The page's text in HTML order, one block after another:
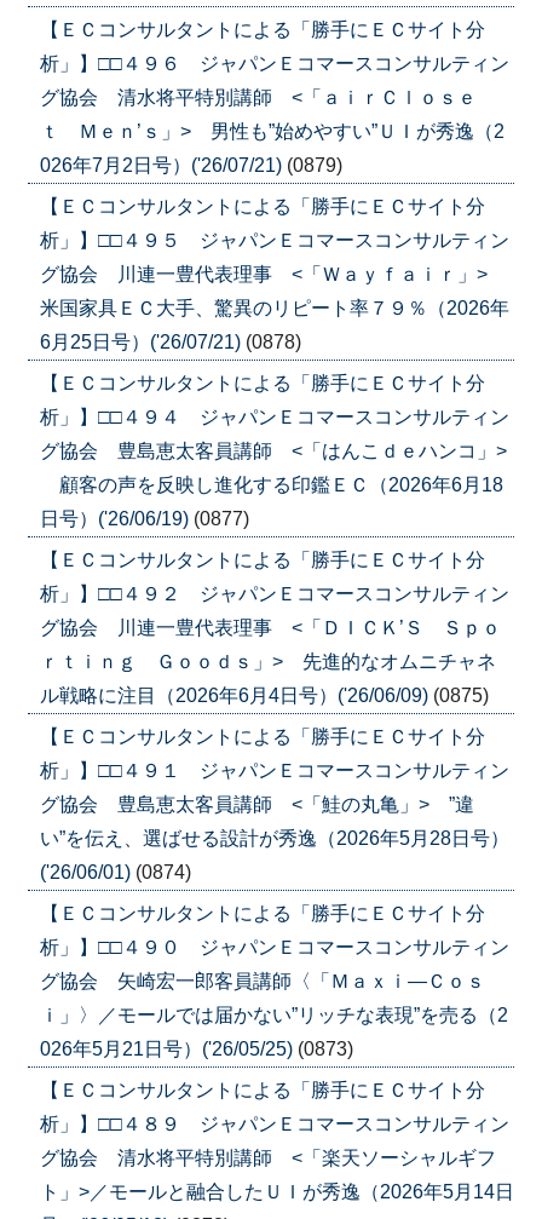
【ＥＣコンサルタントによる「勝手にＥＣサイト分
析」】□□４９６ ジャパンＥコマースコンサルティン
グ協会 清水将平特別講師 <「ａｉｒＣｌｏｓｅ
ｔ Ｍｅｎ’ｓ」> 男性も”始めやすい”ＵＩが秀逸（2
026年7月2日号）('26/07/21) (0879)
【ＥＣコンサルタントによる「勝手にＥＣサイト分
析」】□□４９５ ジャパンＥコマースコンサルティン
グ協会 川連一豊代表理事 <「Ｗａｙｆａｉｒ」>
米国家具ＥＣ大手、驚異のリピート率７９％（2026年
6月25日号）('26/07/21) (0878)
【ＥＣコンサルタントによる「勝手にＥＣサイト分
析」】□□４９４ ジャパンＥコマースコンサルティン
グ協会 豊島恵太客員講師 <「はんこｄｅハンコ」>
顧客の声を反映し進化する印鑑ＥＣ（2026年6月18
日号）('26/06/19) (0877)
【ＥＣコンサルタントによる「勝手にＥＣサイト分
析」】□□４９２ ジャパンＥコマースコンサルティン
グ協会 川連一豊代表理事 <「ＤＩＣＫ’Ｓ Ｓｐｏ
ｒｔｉｎｇ Ｇｏｏｄｓ」> 先進的なオムニチャネ
ル戦略に注目（2026年6月4日号）('26/06/09) (0875)
【ＥＣコンサルタントによる「勝手にＥＣサイト分
析」】□□４９１ ジャパンＥコマースコンサルティン
グ協会 豊島恵太客員講師 <「鮭の丸亀」> ”違
い”を伝え、選ばせる設計が秀逸（2026年5月28日号）
('26/06/01) (0874)
【ＥＣコンサルタントによる「勝手にＥＣサイト分
析」】□□４９０ ジャパンＥコマースコンサルティン
グ協会 矢崎宏一郎客員講師〈「Ｍａｘｉ―Ｃｏｓ
ｉ」〉／モールでは届かない”リッチな表現”を売る（2
026年5月21日号）('26/05/25) (0873)
【ＥＣコンサルタントによる「勝手にＥＣサイト分
析」】□□４８９ ジャパンＥコマースコンサルティン
グ協会 清水将平特別講師 <「楽天ソーシャルギフ
ト」>／モールと融合したＵＩが秀逸（2026年5月14日